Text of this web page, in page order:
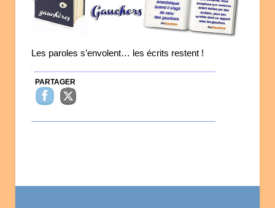
Les paroles s’envolent… les écrits restent !
PARTAGER